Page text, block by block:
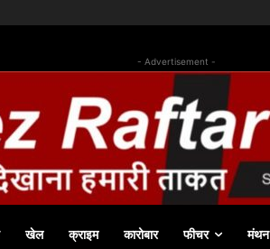
- Advertisement -
खेल क्राइम कारोबार फीचर मंथन